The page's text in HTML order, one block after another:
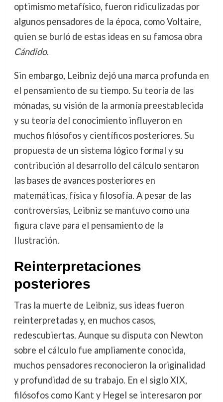
optimismo metafísico, fueron ridiculizadas por
algunos pensadores de la época, como Voltaire,
quien se burló de estas ideas en su famosa obra
Cándido.
Sin embargo, Leibniz dejó una marca profunda en
el pensamiento de su tiempo. Su teoría de las
mónadas, su visión de la armonía preestablecida
y su teoría del conocimiento influyeron en
muchos filósofos y científicos posteriores. Su
propuesta de un sistema lógico formal y su
contribución al desarrollo del cálculo sentaron
las bases de avances posteriores en
matemáticas, física y filosofía. A pesar de las
controversias, Leibniz se mantuvo como una
figura clave para el pensamiento de la
Ilustración.
Reinterpretaciones
posteriores
Tras la muerte de Leibniz, sus ideas fueron
reinterpretadas y, en muchos casos,
redescubiertas. Aunque su disputa con Newton
sobre el cálculo fue ampliamente conocida,
muchos pensadores reconocieron la originalidad
y profundidad de su trabajo. En el siglo XIX,
filósofos como Kant y Hegel se interesaron por